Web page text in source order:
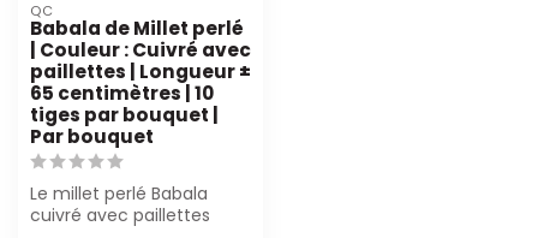
QC
Babala de Millet perlé
| Couleur : Cuivré avec
paillettes | Longueur ±
65 centimètres | 10
tiges par bouquet |
Par bouquet
Le millet perlé Babala
cuivré avec paillettes